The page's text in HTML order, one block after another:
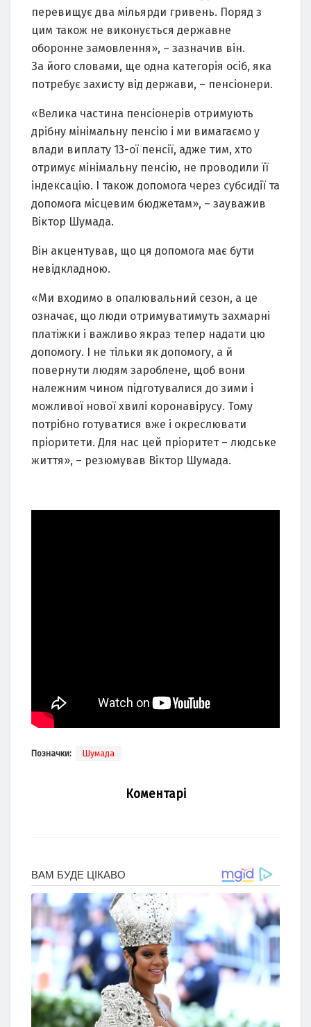
перевищує два мільярди гривень. Поряд з
цим також не виконується державне
оборонне замовлення», – зазначив він.
За його словами, ще одна категорія осіб, яка
потребує захисту від держави, – пенсіонери.
«Велика частина пенсіонерів отримують
дрібну мінімальну пенсію і ми вимагаємо у
влади виплату 13-ої пенсії, адже тим, хто
отримує мінімальну пенсію, не проводили її
індексацію. І також допомога через субсидії та
допомога місцевим бюджетам», – зауважив
Віктор Шумада.
Він акцентував, що ця допомога має бути
невідкладною.
«Ми входимо в опалювальний сезон, а це
означає, що люди отримуватимуть захмарні
платіжки і важливо якраз тепер надати цю
допомогу. І не тільки як допомогу, а й
повернути людям зароблене, щоб вони
належним чином підготувалися до зими і
можливої нової хвилі коронавірусу. Тому
потрібно готуватися вже і окреслювати
пріоритети. Для нас цей пріоритет – людське
життя», – резюмував Віктор Шумада.
Позначки: Шумада
Коментарі